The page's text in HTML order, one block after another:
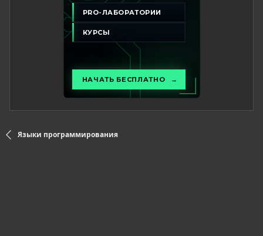
Языки программирования